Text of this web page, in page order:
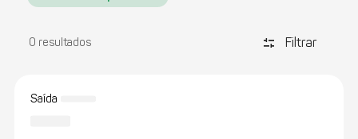
0 resultados discover_tune Filtrar
Saída